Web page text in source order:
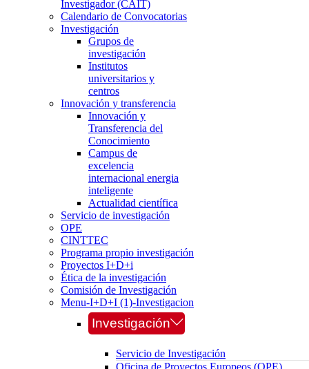
Investigador (CAIT)
Calendario de Convocatorias
Investigación
Grupos de
investigación
Institutos
universitarios y
centros
Innovación y transferencia
Innovación y
Transferencia del
Conocimiento
Campus de
excelencia
internacional energia
inteligente
Actualidad científica
Servicio de investigación
OPE
CINTTEC
Programa propio investigación
Proyectos I+D+i
Ética de la investigación
Comisión de Investigación
Menu-I+D+I (1)-Investigacion
Investigación
Servicio de Investigación
Oficina de Proyectos Europeos (OPE)